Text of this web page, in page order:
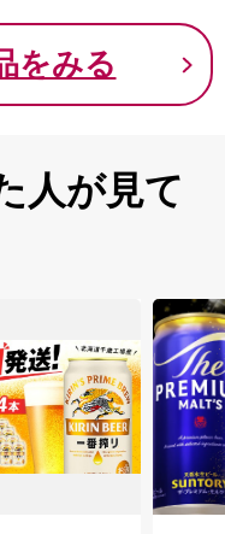
をみる
人が見て